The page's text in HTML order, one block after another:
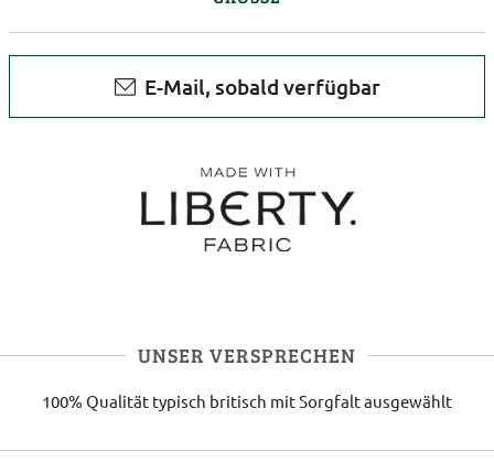
E-Mail, sobald verfügbar
UNSER VERSPRECHEN
100% Qualität typisch britisch mit Sorgfalt ausgewählt